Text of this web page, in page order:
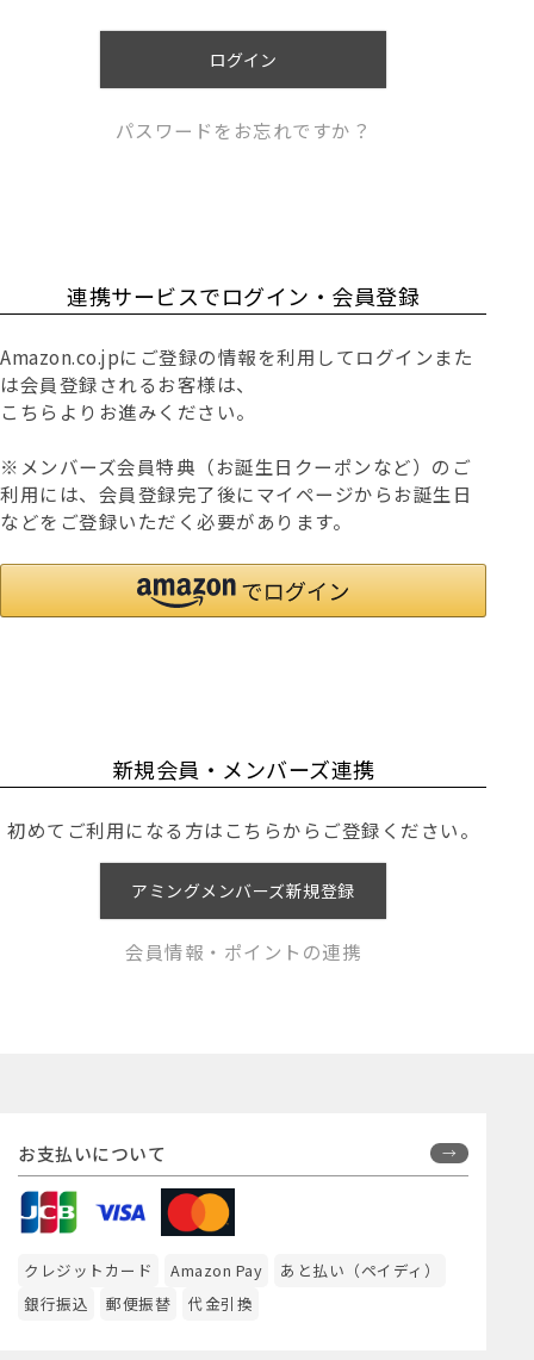
ログイン
パスワードをお忘れですか？
連携サービスでログイン・会員登録
Amazon.co.jpにご登録の情報を利用してログインまた
は会員登録されるお客様は、
こちらよりお進みください。
※メンバーズ会員特典（お誕生日クーポンなど）のご
利用には、会員登録完了後にマイページからお誕生日
などをご登録いただく必要があります。
新規会員・メンバーズ連携
初めてご利用になる方はこちらからご登録ください。
アミングメンバーズ新規登録
会員情報・ポイントの連携
お支払いについて
クレジットカード Amazon Pay
あと払い（ペイディ）
銀行振込
郵便振替 代金引換